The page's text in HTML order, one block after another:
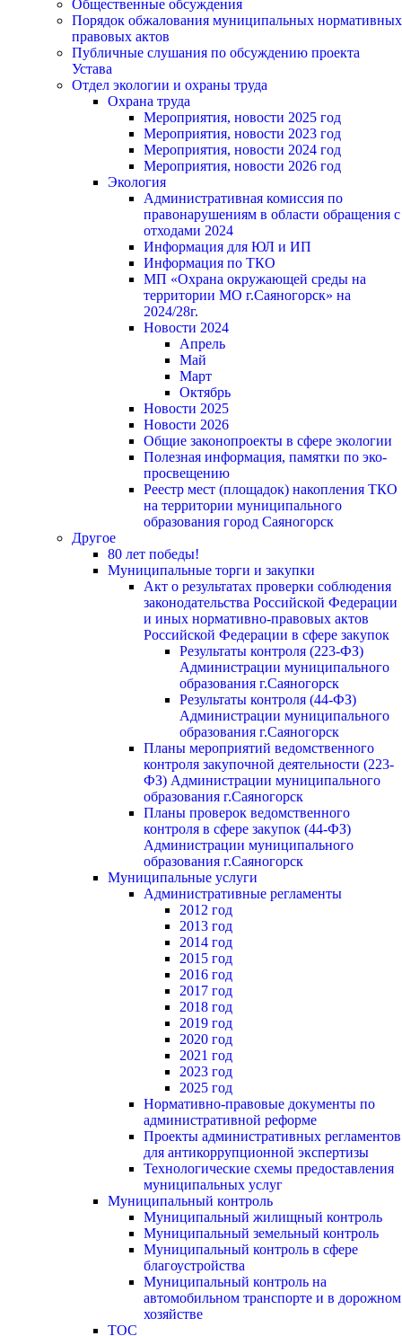
Общественные обсуждения
Порядок обжалования муниципальных нормативных
правовых актов
Публичные слушания по обсуждению проекта
Устава
Отдел экологии и охраны труда
Охрана труда
Мероприятия, новости 2025 год
Мероприятия, новости 2023 год
Мероприятия, новости 2024 год
Мероприятия, новости 2026 год
Экология
Административная комиссия по
правонарушениям в области обращения с
отходами 2024
Информация для ЮЛ и ИП
Информация по ТКО
МП «Охрана окружающей среды на
территории МО г.Саяногорск» на
2024/28г.
Новости 2024
Апрель
Май
Март
Октябрь
Новости 2025
Новости 2026
Общие законопроекты в сфере экологии
Полезная информация, памятки по эко-
просвещению
Реестр мест (площадок) накопления ТКО
на территории муниципального
образования город Саяногорск
Другое
80 лет победы!
Муниципальные торги и закупки
Акт о результатах проверки соблюдения
законодательства Российской Федерации
и иных нормативно-правовых актов
Российской Федерации в сфере закупок
Результаты контроля (223-ФЗ)
Администрации муниципального
образования г.Саяногорск
Результаты контроля (44-ФЗ)
Администрации муниципального
образования г.Саяногорск
Планы мероприятий ведомственного
контроля закупочной деятельности (223-
ФЗ) Администрации муниципального
образования г.Саяногорск
Планы проверок ведомственного
контроля в сфере закупок (44-ФЗ)
Администрации муниципального
образования г.Саяногорск
Муниципальные услуги
Административные регламенты
2012 год
2013 год
2014 год
2015 год
2016 год
2017 год
2018 год
2019 год
2020 год
2021 год
2023 год
2025 год
Нормативно-правовые документы по
административной реформе
Проекты административных регламентов
для антикоррупционной экспертизы
Технологические схемы предоставления
муниципальных услуг
Муниципальный контроль
Муниципальный жилищный контроль
Муниципальный земельный контроль
Муниципальный контроль в сфере
благоустройства
Муниципальный контроль на
автомобильном транспорте и в дорожном
хозяйстве
ТОС